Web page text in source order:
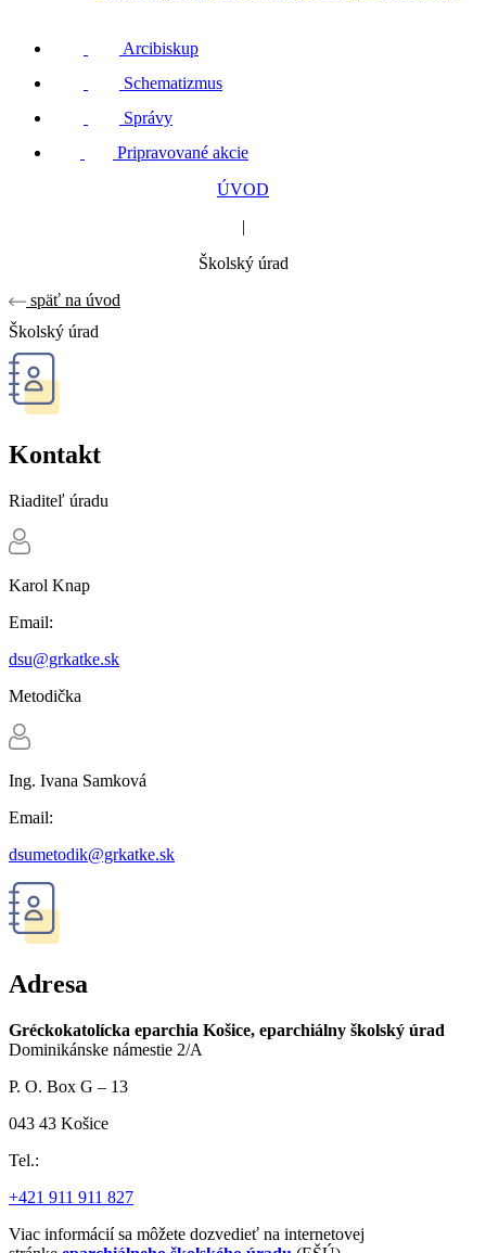
Arcibiskup
Schematizmus
Správy
Pripravované akcie
ÚVOD
|
Školský úrad
späť na úvod
Školský úrad
Kontakt
Riaditeľ úradu
Karol Knap
Email:
dsu@grkatke.sk
Metodička
Ing. Ivana Samková
Email:
dsumetodik@grkatke.sk
Adresa
Gréckokatolícka eparchia Košice, eparchiálny školský úrad
Dominikánske námestie 2/A
P. O. Box G – 13
043 43 Košice
Tel.:
+421 911 911 827
Viac informácií sa môžete dozvedieť na internetovej